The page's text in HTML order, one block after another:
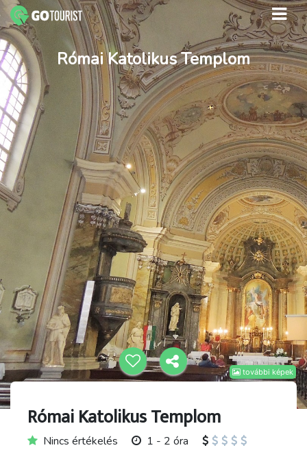
további képek
Római Katolikus Templom
Római Katolikus Templom
Nincs értékelés 1 - 2 óra